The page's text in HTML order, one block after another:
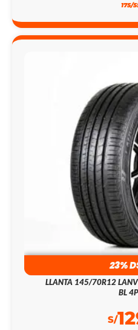
175/
23%
LLANTA 145/70R12
BL
S/